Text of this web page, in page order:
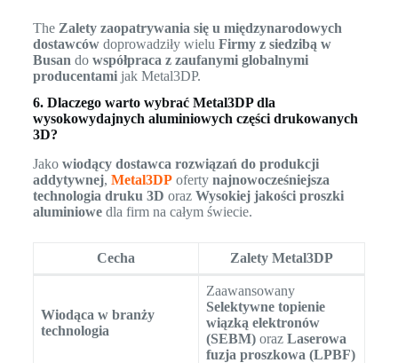
The Zalety zaopatrywania się u międzynarodowych
dostawcówdoprowadziły wielu Firmy z siedzibą w
Busan do współpraca z zaufanymi globalnymi
producentamijak Metal3DP.
6. Dlaczego warto wybrać Metal3DP dla
wysokowydajnych aluminiowych części drukowanych
3D?
Jako wiodący dostawca rozwiązań do produkcji
addytywnej, Metal3DPoferty najnowocześniejsza
technologia druku 3D oraz Wysokiej jakości proszki
aluminiowedla firm na całym świecie.
Cecha Zalety Metal3DP
Wiodąca w branży
technologia
Zaawansowany
Selektywne topienie
wiązką elektronów
(SEBM)oraz Laserowa
fuzja proszkowa (LPBF)